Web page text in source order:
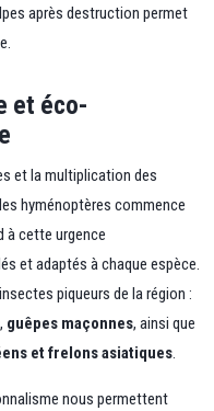
après destruction permet
et éco-
et la multiplication des
hyménoptères commence
à cette urgence
et adaptés à chaque espèce.
piqueurs de la région :
, guêpes maçonnes, ainsi que
et frelons asiatiques.
nous permettent